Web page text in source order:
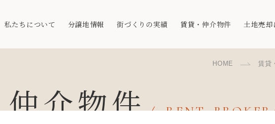
私たちについて 分譲地情報 街づくりの実績 賃貸・仲介物件 土地売却
HOME 賃貸
仲介物件 RENT,